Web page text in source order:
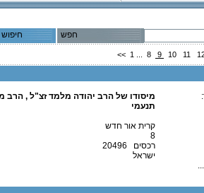
חפש
<< 1 8 9 10 11
מיסודו של הרב יהודה מלמד זצ"ל , הרב
תנעמי
קרית אור חדש
8
רכסים 20496
ישראל
אור חדש בי"ס פנימית בנות